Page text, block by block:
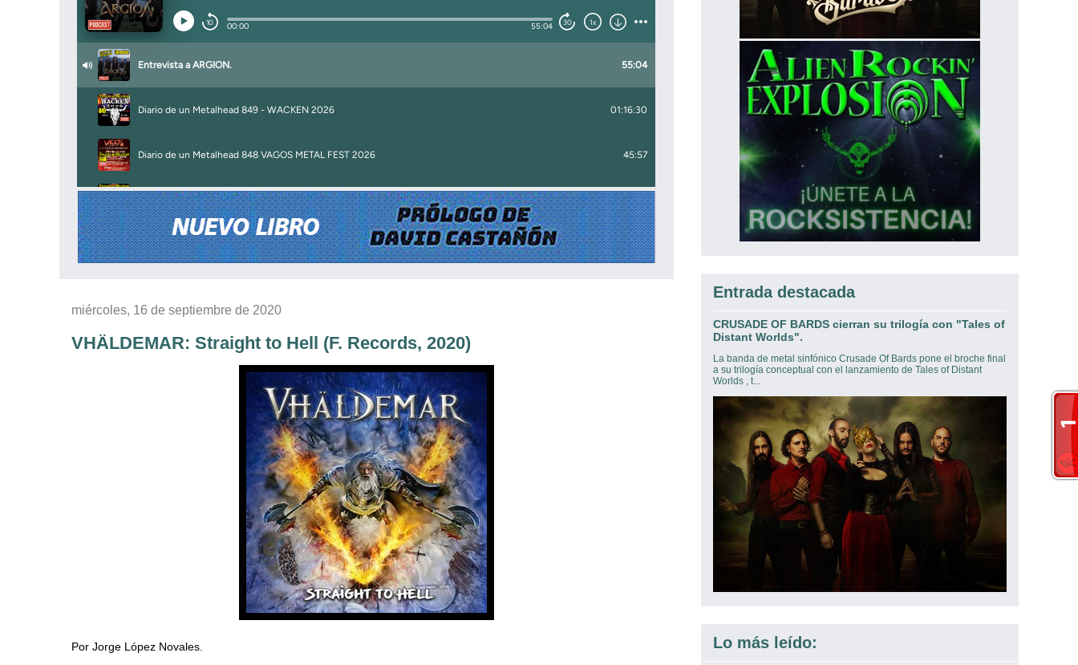
miércoles, 16 de septiembre de 2020
VHÄLDEMAR: Straight to Hell (F. Records, 2020)
Por Jorge López Novales.
Entrada destacada
CRUSADE OF BARDS cierran su trilogía con "Tales of
Distant Worlds".
La banda de metal sinfónico Crusade Of Bards pone el broche final
a su trilogía conceptual con el lanzamiento de Tales of Distant
Worlds , t...
Lo más leído: